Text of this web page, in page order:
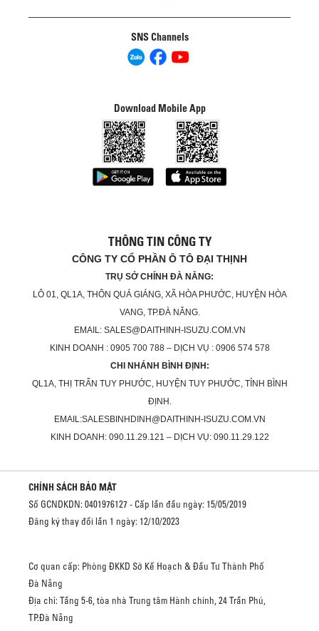
SNS Channels
Download Mobile App
THÔNG TIN CÔNG TY
CÔNG TY CỔ PHẦN Ô TÔ ĐẠI THỊNH
TRỤ SỞ CHÍNH ĐÀ NẴNG:
LÔ 01, QL1A, THÔN QUÁ GIÁNG, XÃ HÒA PHƯỚC, HUYỆN HÒA
VANG, TP.ĐÀ NẴNG.
EMAIL: SALES@DAITHINH-ISUZU.COM.VN
KINH DOANH : 0905 700 788 – DỊCH VỤ : 0906 574 578
CHI NHÁNH BÌNH ĐỊNH:
QL1A, THỊ TRẤN TUY PHƯỚC, HUYỆN TUY PHƯỚC, TỈNH BÌNH
ĐỊNH.
EMAIL:SALESBINHDINH@DAITHINH-ISUZU.COM.VN
KINH DOANH: 090.11.29.121 – DỊCH VỤ: 090.11.29.122
CHÍNH SÁCH BẢO MẬT
Số GCNDKDN: 0401976127 - Cấp lần đầu ngày: 15/05/2019
Đăng ký thay đổi lần 1 ngày: 12/10/2023
Cơ quan cấp: Phòng ĐKKD Sở Kế Hoạch & Đầu Tư Thành Phố
Đà Nẵng
Địa chỉ: Tầng 5-6, tòa nhà Trung tâm Hành chính, 24 Trần Phú,
TP.Đà Nẵng